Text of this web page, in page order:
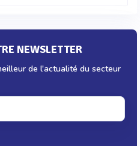
NEWSLETTER
de l'actualité du secteur